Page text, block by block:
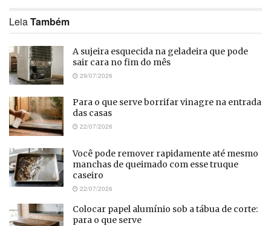
LeiaTambém
A sujeira esquecida na geladeira que pode
sair cara no fim do mês
29/07/2026
Para o que serve borrifar vinagre na entrada
das casas
22/07/2026
Você pode remover rapidamente até mesmo
manchas de queimado com esse truque
caseiro
22/07/2026
Colocar papel alumínio sob a tábua de corte:
para o que serve